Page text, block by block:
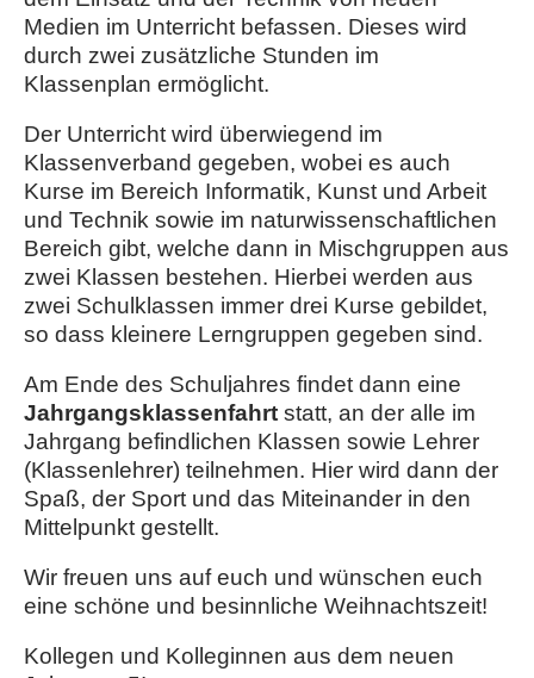
Medien im Unterricht befassen. Dieses wird
durch zwei zusätzliche Stunden im
Klassenplan ermöglicht.
Der Unterricht wird überwiegend im
Klassenverband gegeben, wobei es auch
Kurse im Bereich Informatik, Kunst und Arbeit
und Technik sowie im naturwissenschaftlichen
Bereich gibt, welche dann in Mischgruppen aus
zwei Klassen bestehen. Hierbei werden aus
zwei Schulklassen immer drei Kurse gebildet,
so dass kleinere Lerngruppen gegeben sind.
Am Ende des Schuljahres findet dann eine
Jahrgangsklassenfahrt statt, an der alle im
Jahrgang befindlichen Klassen sowie Lehrer
(Klassenlehrer) teilnehmen. Hier wird dann der
Spaß, der Sport und das Miteinander in den
Mittelpunkt gestellt.
Wir freuen uns auf euch und wünschen euch
eine schöne und besinnliche Weihnachtszeit!
Kollegen und Kolleginnen aus dem neuen